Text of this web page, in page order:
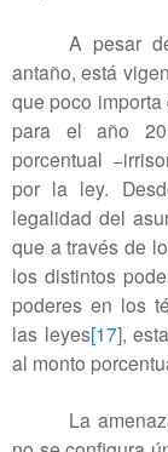
A pesar
antaño, está
que poco
para el año
porcentual
por la ley.
legalidad del
que a través de
los distintos
poderes en los
las leyes[17],
al monto
La